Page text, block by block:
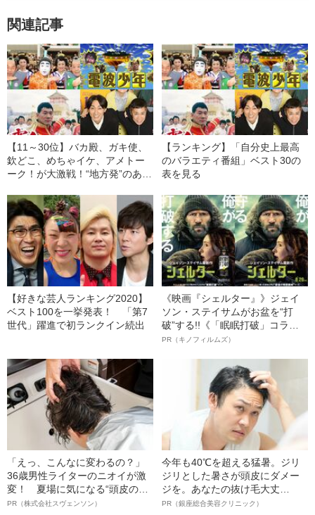
関連記事
【11～30位】バカ殿、ガキ使、
欽どこ、めちゃイケ、アメトー
ーク！が大激戦！“地方発”のあの
ティ11〜30位】
【ランキング】「自分史上最高
のバラエティ番組」ベスト30の
表を見る
【好きな芸人ランキング2020】
ベスト100を一挙発表！ 「第7
世代」躍進で初ランクイン続出
《映画『シェルター』》ジェイ
ソン・ステイサムがお盆を“打
破”する!!《「眠眠打破」コラ
ボ》
PR（キノフィルムズ）
「えっ、こんなに変わるの？」
36歳男性ライターのニオイが激
変！ 夏場に気になる“頭皮のニ
オイ”や“ベタつき”を解消す
PR（株式会社スヴェンソン）
今年も40℃を超える猛暑。ジリ
ジリとした暑さが頭皮にダメー
ジを。あなたの抜け毛大丈
夫！？
PR（銀座総合美容クリニック）